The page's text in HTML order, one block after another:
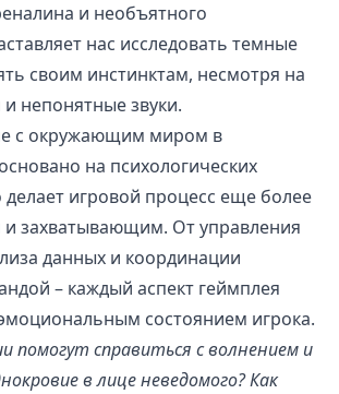
и необъятного
нас исследовать темные
своим инстинктам, несмотря на
непонятные звуки.
с окружающим миром в
на психологических
игровой процесс еще более
и захватывающим. От управления
данных и координации
– каждый аспект геймплея
состоянием игрока.
помогут справиться с волнением и
в лице неведомого? Как